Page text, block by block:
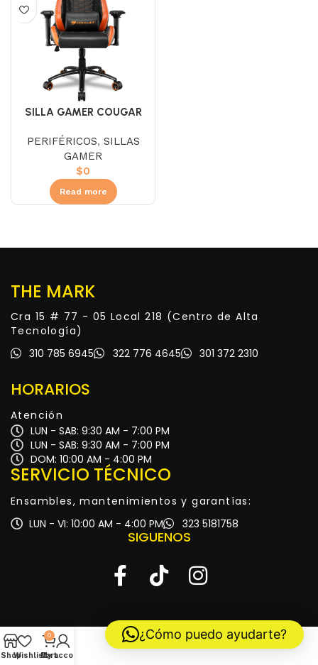
SILLA GAMER COUGAR
0001
PERIFÉRICOS, SILLAS
GAMER
$0
Read more
THE MARK
Cra 15 # 77 - 05 Local 218 (Centro de Alta
Tecnología)
310 785 6945
322 776 4645 301 372 2310
HORARIOS
Atención
LUN - SAB: 9:30 AM - 7:00 PM
LUN - SAB: 9:30 AM - 7:00 PM
DOM: 10:00 AM - 4:00 PM
SERVICIO TÉCNICO
Ensambles, mantenimientos y garantías:
LUN - VI: 10:00 AM - 4:00 PM
323 5181758
SIGUENOS
ShopWishlist
0
Cart
My account
¿Cómo puedo ayudarte?